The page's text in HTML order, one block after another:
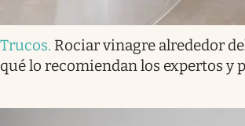
Trucos. Rociar vinagre alrededor
qué lo recomiendan los expertos y